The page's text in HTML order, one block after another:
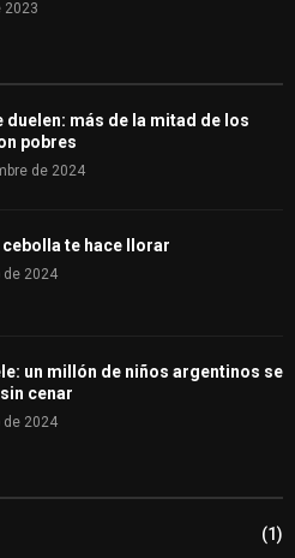
2023
duelen: más de la mitad de los
pobres
de 2024
cebolla te hace llorar
de 2024
un millón de niños argentinos se
cenar
de 2024
(1)